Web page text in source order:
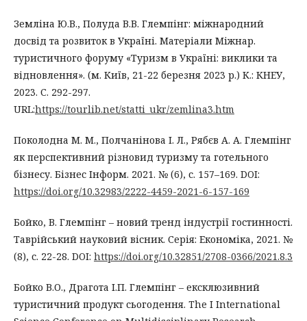
Земліна Ю.В., Полуда В.В. Глемпінг: міжнародний
досвід та розвиток в Україні. Матеріали Міжнар.
туристичного форуму «Туризм в Україні: виклики та
відновлення». (м. Київ, 21-22 березня 2023 р.) К.: КНЕУ,
2023. С. 292-297.
URL:https://tourlib.net/statti_ukr/zemlina3.htm
Поколодна М. М., Полчанінова І. Л., Рябєв А. А. Глемпінг
як перспективний різновид туризму та готельного
бізнесу. Бізнес Інформ. 2021. № (6), с. 157–169. DOI:
https://doi.org/10.32983/2222-4459-2021-6-157-169
Бойко, В. Глемпінг – новий тренд індустрії гостинності.
Таврійський науковий вісник. Серія: Економіка, 2021. №
(8), с. 22-28. DOI: https://doi.org/10.32851/2708-0366/2021.8.3
Бойко В.О., Драгота І.П. Глемпінг – ексклюзивний
туристичний продукт сьогодення. The I International